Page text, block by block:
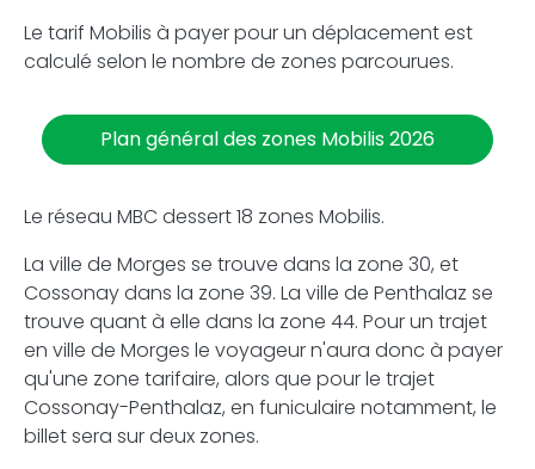
Le tarif Mobilis à payer pour un déplacement est
calculé selon le nombre de zones parcourues.
Plan général des zones Mobilis 2026
Le réseau MBC dessert 18 zones Mobilis.
La ville de Morges se trouve dans la zone 30, et
Cossonay dans la zone 39. La ville de Penthalaz se
trouve quant à elle dans la zone 44. Pour un trajet
en ville de Morges le voyageur n'aura donc à payer
qu'une zone tarifaire, alors que pour le trajet
Cossonay-Penthalaz, en funiculaire notamment, le
billet sera sur deux zones.